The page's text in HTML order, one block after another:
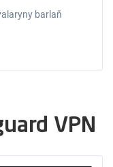
barlaň
VPN